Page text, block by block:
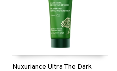
Nuxuriance Ultra The Dark